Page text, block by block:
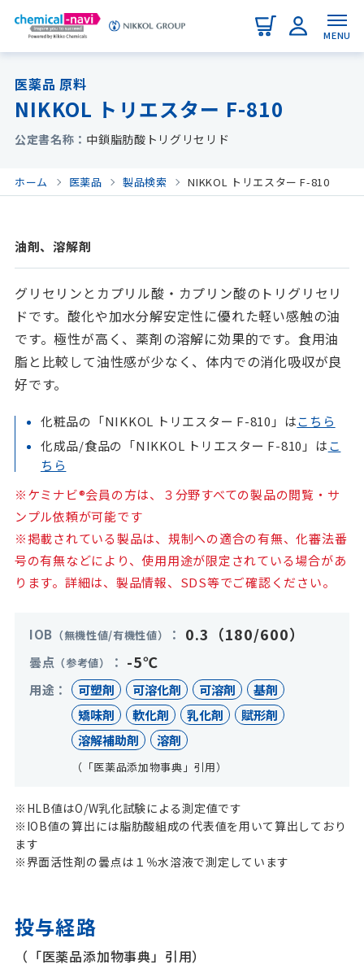
MENU
医薬品 原料
NIKKOL トリエスター F-810
公定書名称 中鎖脂肪酸トリグリセリド
ホーム 医薬品 製品検索 NIKKOL トリエスター F-810
油剤、溶解剤
グリセリンとカプリル酸・カプリン酸のトリグリセリ
ドです。酸化や加水分解安定性に優れた軽い感触の油
です。極性が高く、薬剤の溶解に効果的です。食用油
脂と比較して油性感が少なく、体内での消化吸収が良
好です。
化粧品の「NIKKOL トリエスター F-810」はこちら
化成品/食品の「NIKKOL トリエスター F-810」はこ
ちら
※ケミナビ®会員の方は、３分野すべての製品の閲覧・サ
ンプル依頼が可能です
※掲載されている製品は、規制への適合の有無、化審法番
号の有無などにより、使用用途が限定されている場合があ
ります。詳細は、製品情報、SDS等でご確認ください。
IOB （無機性値/有機性値） 0.3（180/600）
曇点 （参考値） -5℃
用途 可塑剤 可溶化剤 可溶剤
基剤
矯味剤
軟化剤 乳化剤
賦形剤
溶解補助剤
溶剤
（「医薬品添加物事典」引用）
※HLB値はO/W乳化試験による測定値です
※IOB値の算出には脂肪酸組成の代表値を用いて算出しており
ます
※界面活性剤の曇点は１％水溶液で測定しています
投与経路
（「医薬品添加物事典」引用）